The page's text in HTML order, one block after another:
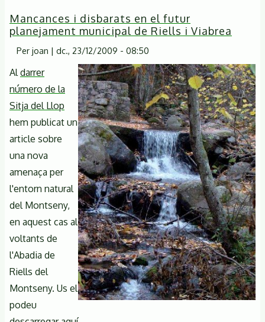
Mancances i disbarats en el futur
planejament municipal de Riells i Viabrea
Per joan | dc., 23/12/2009 - 08:50
Aldarrer
número de la
Sitja del Llop
hem publicat un
article sobre
una nova
amenaça per
l'entorn natural
del Montseny,
en aquest cas al
voltants de
l'Abadia de
Riells del
Montseny. Us el
podeu